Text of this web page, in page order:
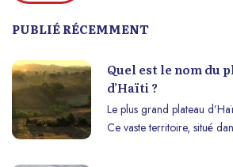
PUBLIÉ RÉCEMMENT
Quel est le nom du
d’Haïti ?
Le plus grand plateau
Ce vaste territoire, situé